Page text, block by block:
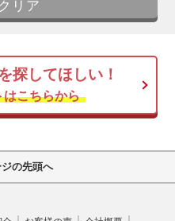
探してほしい！
はこちらから
の先頭へ